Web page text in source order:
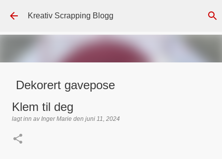
Gå til hovedinnhold
Kreativ Scrapping Blogg
Dekorert gavepose
GAVEPOSE / POSEKORT
Klem til deg
lagt inn avInger Marie den juni 11, 2024